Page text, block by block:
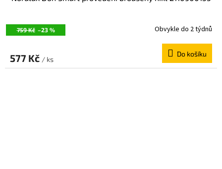
759 Kč –23 % Obvykle do 2 týdnů
577 Kč / ks
Do košíku